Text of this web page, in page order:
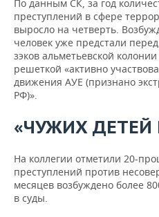
По данным СК, за год
преступлений в сфере
выросло на четверть.
человек уже предстали
зэков альметьевской
решеткой «активно
движения АУЕ (признано
РФ)».
«ЧУЖИХ ДЕТЕЙ
На коллегии отметили 20-
преступлений против
месяцев возбуждено более
в суды.